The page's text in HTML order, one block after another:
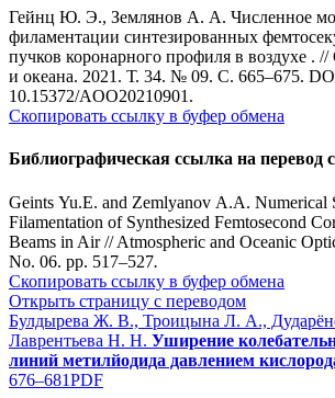
Гейнц Ю. Э., Землянов А. А. Численное
филаментации синтезированных
пучков коронарного профиля в воздухе .
и океана. 2021. Т. 34. № 09. С. 665–675.
10.15372/AOO20210901.
Скопировать ссылку в буфер обмена
Библиографическая ссылка на перевод
Geints Yu.E. and Zemlyanov A.A. Numerical
Filamentation of Synthesized Femtosecond
Beams in Air // Atmospheric and Oceanic
No. 06. pp. 517–527.
Скопировать ссылку в буфер обмена
Открыть страницу с переводом
Булдырева Ж. В., Троицына Л. А.,
Лаврентьева Н. Н. Уширение
линий метилйодида давлением
676–681PDF